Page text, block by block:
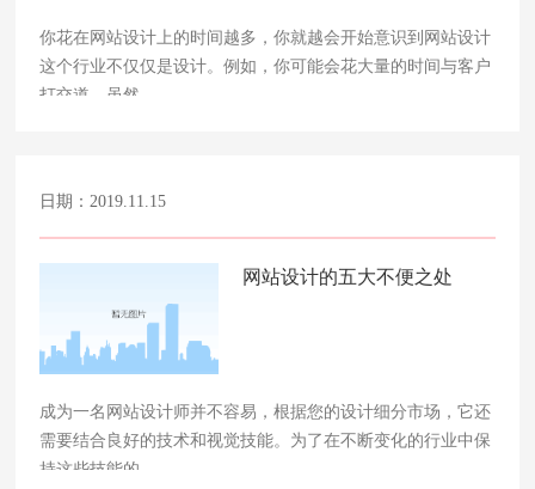
你花在网站设计上的时间越多，你就越会开始意识到网站设计
这个行业不仅仅是设计。例如，你可能会花大量的时间与客户
打交道，虽然……
日期：2019.11.15
网站设计的五大不便之处
成为一名网站设计师并不容易，根据您的设计细分市场，它还
需要结合良好的技术和视觉技能。为了在不断变化的行业中保
持这些技能的……